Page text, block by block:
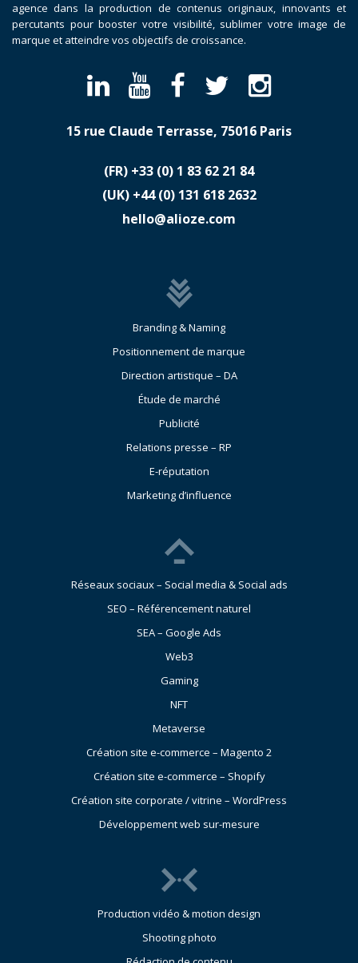
agence dans la production de contenus originaux, innovants et
percutants pour booster votre visibilité, sublimer votre image de
marque et atteindre vos objectifs de croissance.
15 rue Claude Terrasse, 75016 Paris
(FR) ​+33 (0) 1 83 62 21 84
(UK) ​+44 (0) 131 618 2632
hello@alioze.com
Branding & Naming
Positionnement de marque
Direction artistique – DA
Étude de marché
Publicité
Relations presse – RP
E-réputation
Marketing d’influence
Réseaux sociaux – Social media & Social ads
SEO – Référencement naturel
SEA – Google Ads
Web3
Gaming
NFT
Metaverse
Création site e-commerce – Magento 2
Création site e-commerce – Shopify
Création site corporate / vitrine – WordPress
Développement web sur-mesure
Production vidéo & motion design
Shooting photo